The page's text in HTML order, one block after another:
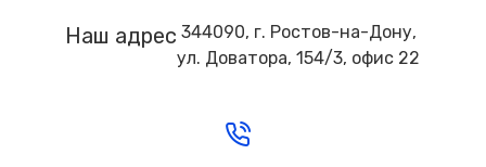
Наш адрес 344090, г. Ростов-на-Дону,
ул. Доватора, 154/3, офис 22